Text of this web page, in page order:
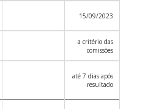
15/09/2023
a critério das
comissões
até 7 dias após
resultado